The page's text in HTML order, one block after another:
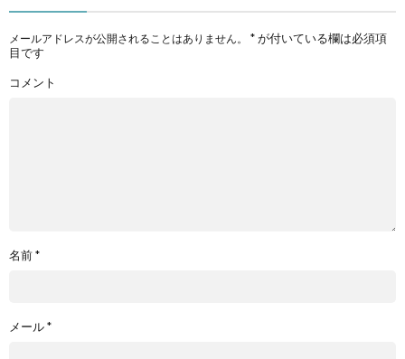
メールアドレスが公開されることはありません。 *が付いている欄は必須項
目です
コメント
名前*
メール*